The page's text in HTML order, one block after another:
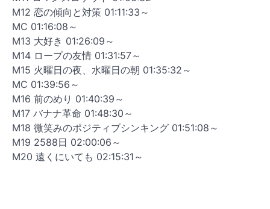
M12 恋の傾向と対策 01:11:33～
MC 01:16:08～
M13 大好き 01:26:09～
M14 ロープの友情 01:31:57～
M15 火曜日の夜、水曜日の朝 01:35:32～
MC 01:39:56～
M16 前のめり 01:40:39～
M17 バナナ革命 01:48:30～
M18 微笑みのポジティブシンキング 01:51:08～
M19 2588日 02:00:06～
M20 遠くにいても 02:15:31～